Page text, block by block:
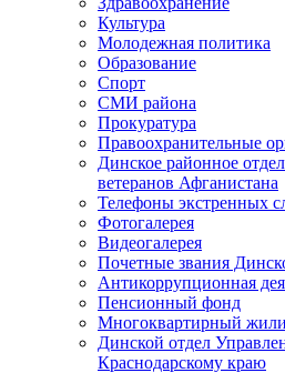
Культура
Молодежная политика
Образование
Спорт
СМИ района
Прокуратура
Правоохранительные
Динское районное
ветеранов Афганистана
Телефоны экстренных
Фотогалерея
Видеогалерея
Почетные звания
Антикоррупционная
Пенсионный фонд
Многоквартирный
Динской отдел
Краснодарскому краю